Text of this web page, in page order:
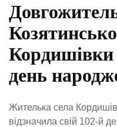
Кордишівки
день
Жителька села
відзначила свій 102-й